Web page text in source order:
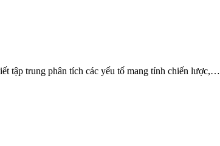
tập trung phân tích các yếu tố mang tính chiến lược,…